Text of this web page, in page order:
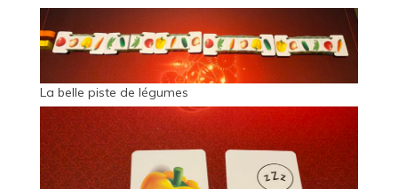
La belle piste de légumes